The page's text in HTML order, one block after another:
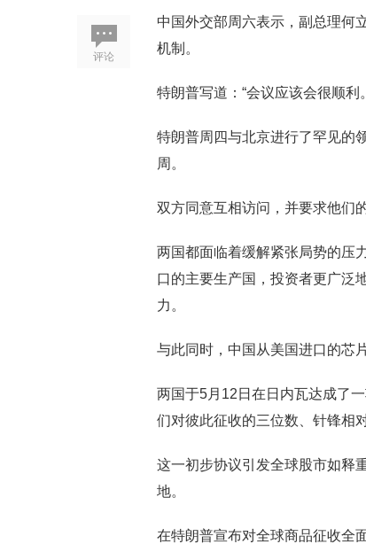
评论
中国外交部周六表示，副总理何
机制。
特朗普写道：“会议应该会很顺利
特朗普周四与北京进行了罕见的
周。
双方同意互相访问，并要求他们
两国都面临着缓解紧张局势的压
口的主要生产国，投资者更广泛
力。
与此同时，中国从美国进口的芯
两国于5月12日在日内瓦达成了
们对彼此征收的三位数、针锋相
这一初步协议引发全球股市如释
地。
在特朗普宣布对全球商品征收全